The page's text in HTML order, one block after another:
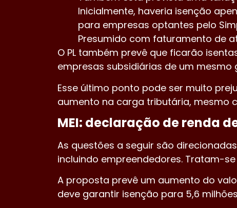
Inicialmente, haveria isenção
para empresas optantes pelo
Presumido com faturamento de
O PL também prevê que ficarão
empresas subsidiárias de um
Esse último ponto pode ser muito
aumento na carga tributária, mesmo
MEI: declaração de renda
As questões a seguir são
incluindo empreendedores. Tratam-
A proposta prevê um aumento do
deve garantir isenção para 5,6